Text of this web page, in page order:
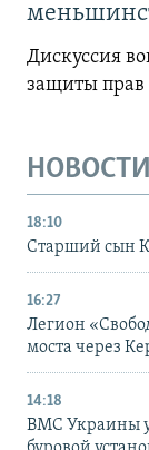
Дискуссия
защиты
НОВОСТИ
18:10
Старший сын
16:27
Легион
моста через
14:18
ВМС Украины